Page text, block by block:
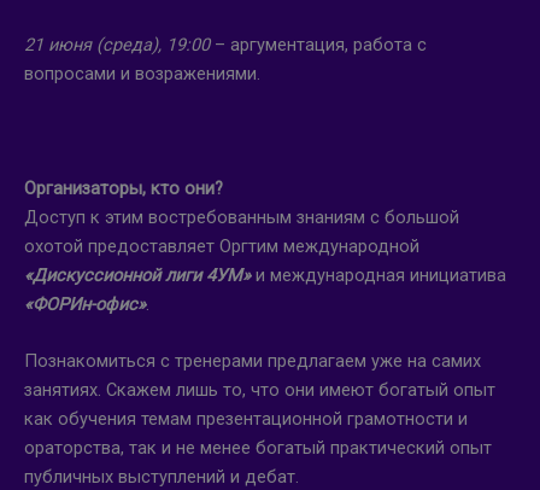
21 июня (среда), 19:00– аргументация, работа с
вопросами и возражениями.
Организаторы, кто они?
Доступ к этим востребованным знаниям с большой
охотой предоставляет Оргтим международной
«Дискуссионной лиги 4УМ»и международная инициатива
«ФОРИн-офис».
Познакомиться с тренерами предлагаем уже на самих
занятиях. Скажем лишь то, что они имеют богатый опыт
как обучения темам презентационной грамотности и
ораторства, так и не менее богатый практический опыт
публичных выступлений и дебат.